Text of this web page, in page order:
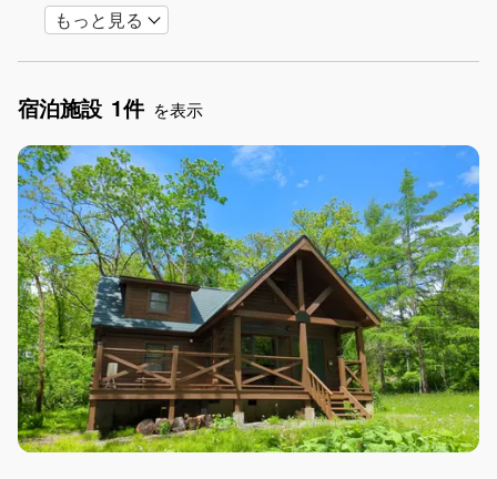
長期滞在
もっと見る
宿泊施設 1件 を表示